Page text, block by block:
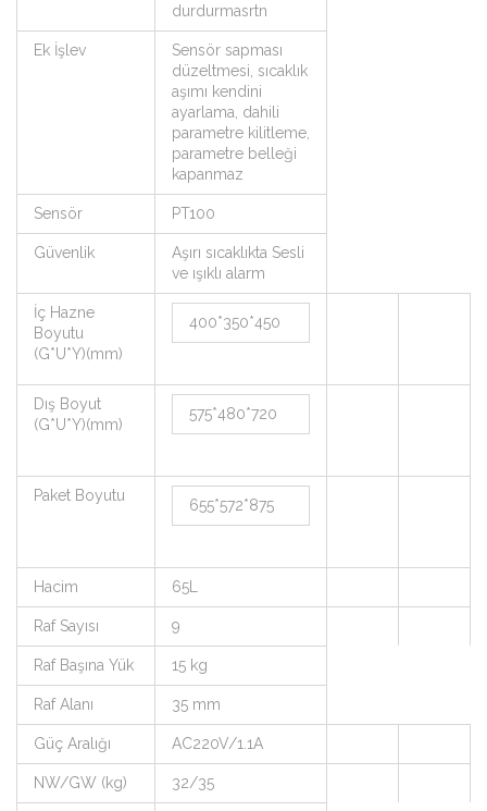
durdurmasrtn
Ek İşlev
Sensör sapması
düzeltmesi, sıcaklık
aşımı kendini
ayarlama, dahili
parametre kilitleme,
parametre belleği
kapanmaz
Sensör PT100
Güvenlik
Aşırı sıcaklıkta Sesli
ve ışıklı alarm
İç Hazne
Boyutu
(G*U*Y)(mm)
400*350*450
Dış Boyut
(G*U*Y)(mm)
575*480*720
Paket Boyutu
655*572*875
Hacim 65L
Raf Sayısı 9
Raf Başına Yük 15 kg
Raf Alanı 35 mm
Güç Aralığı AC220V/1.1A
NW/GW (kg) 32/35